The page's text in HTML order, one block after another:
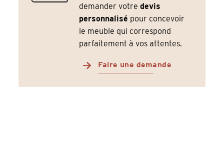
demander votredevis
personnalisé pour concevoir
le meuble qui correspond
parfaitement à vos attentes.
Faire une demande